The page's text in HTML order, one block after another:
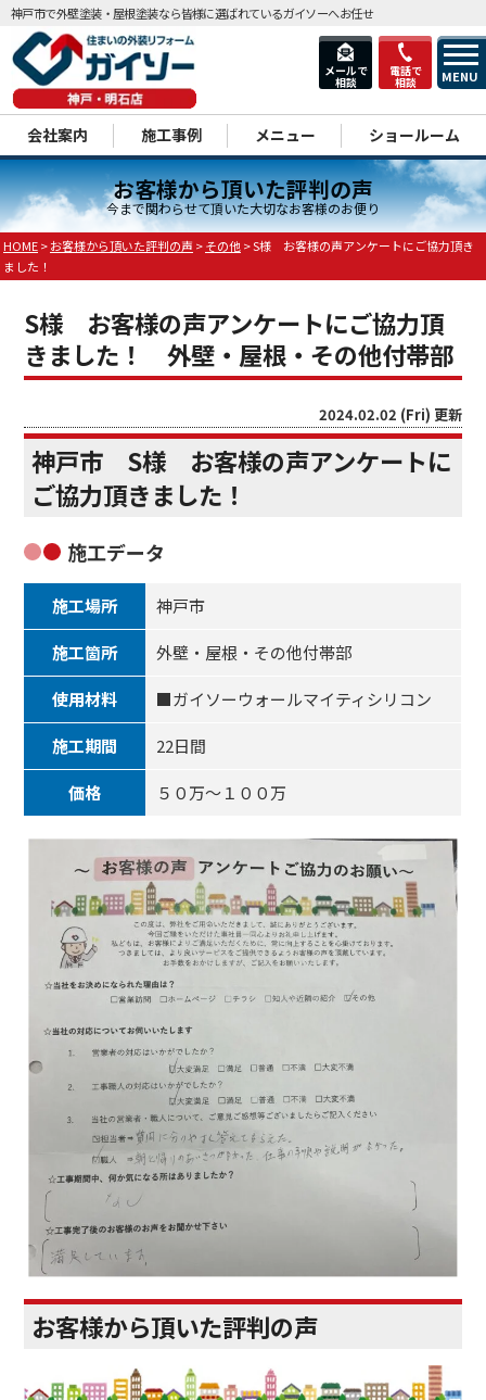
メールで
相談
電話で
相談 MENU
神戸市で外壁塗装・屋根塗装なら皆様に選ばれているガイソーへお任せ
会社案内 施工事例 メニュー ショールーム
お客様から頂いた評判の声
今まで関わらせて頂いた大切なお客様のお便り
HOME>お客様から頂いた評判の声 >その他>S様 お客様の声アンケートにご協力頂き
ました！
S様 お客様の声アンケートにご協力頂
きました！ 外壁・屋根・その他付帯部
2024.02.02 (Fri) 更新
神戸市 S様 お客様の声アンケートに
ご協力頂きました！
施工データ
施工場所 神戸市
施工箇所 外壁・屋根・その他付帯部
使用材料 ■ガイソーウォールマイティシリコン
施工期間 22日間
価格 ５０万～１００万
お客様から頂いた評判の声